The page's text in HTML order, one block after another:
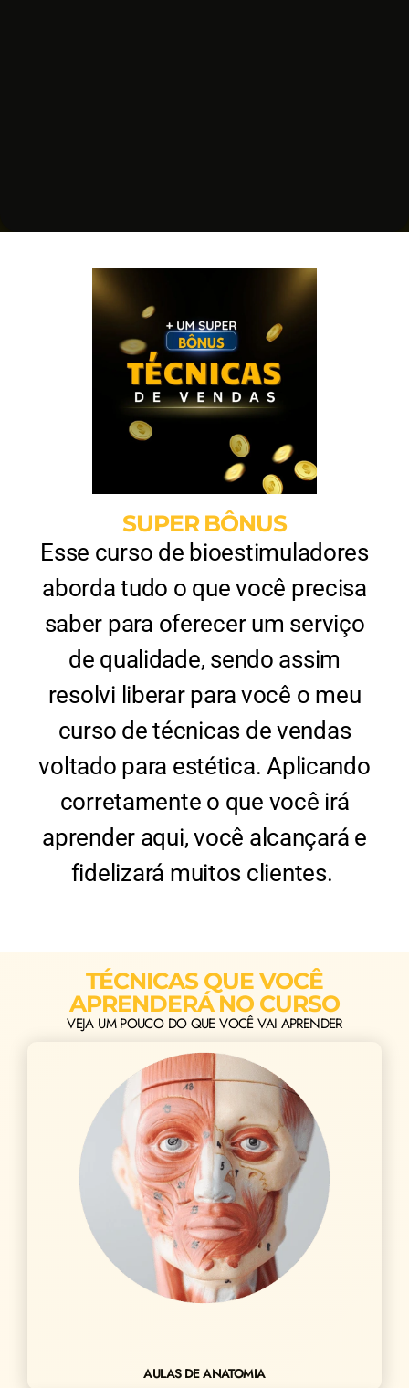
SUPER BÔNUS
Esse curso de bioestimuladores
aborda tudo o que você precisa
saber para oferecer um serviço
de qualidade, sendo assim
resolvi liberar para você o meu
curso de técnicas de vendas
voltado para estética. Aplicando
corretamente o que você irá
aprender aqui, você alcançará e
fidelizará muitos clientes.
TÉCNICAS QUE VOCÊ
APRENDERÁ NO CURSO
VEJA UM POUCO DO QUE VOCÊ VAI APRENDER
AULAS DE ANATOMIA